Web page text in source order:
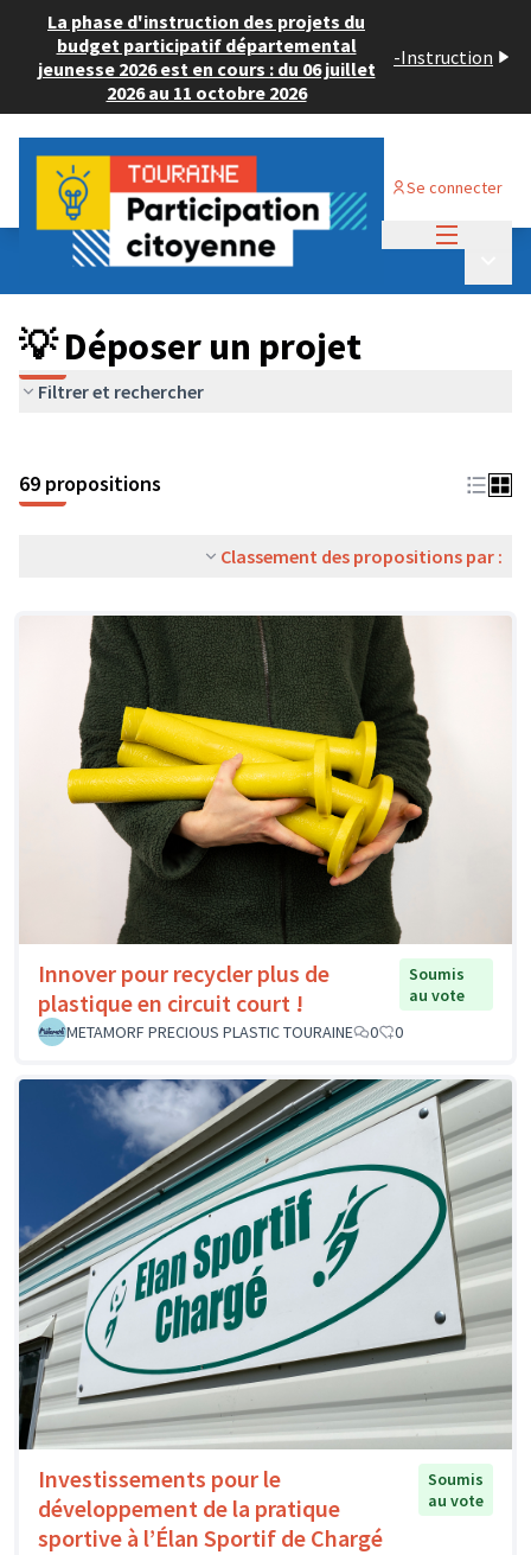
La phase d'instruction des projets du
budget participatif départemental
jeunesse 2026 est en cours : du 06 juillet
2026 au 11 octobre 2026
-Instruction
Se connecter
Budget Participatif ADULTE 2024
💡 Déposer un projet
💡 Déposer un projet
Filtrer et rechercher
69 propositions
Classement des propositions par :
Innover pour recycler plus de
plastique en circuit court !
Soumis
au vote
METAMORF PRECIOUS PLASTIC TOURAINE
0 0
Investissements pour le
développement de la pratique
sportive à l’Élan Sportif de Chargé
Soumis
au vote